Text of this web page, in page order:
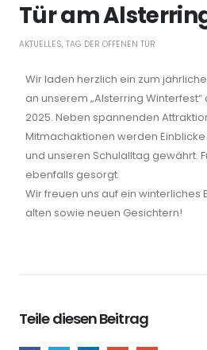
Tür am
AKTUELLES, TAG DER OFFENEN TÜR
Wir laden herzlich ein zum
an unserem „Alsterring Winterfest“
2025. Neben spannenden
Mitmachaktionen werden
und unseren Schulalltag gewährt.
ebenfalls gesorgt.
Wir freuen uns auf ein winterliches
alten sowie neuen Gesichtern!
Teile diesen Beitrag